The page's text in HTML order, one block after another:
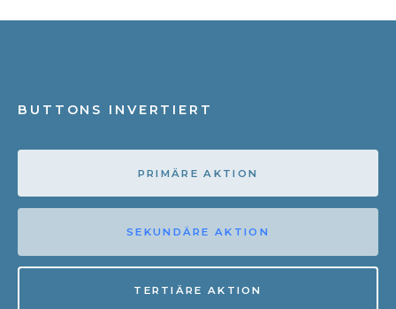
BUTTONS INVERTIERT
PRIMÄRE AKTION
SEKUNDÄRE AKTION
TERTIÄRE AKTION